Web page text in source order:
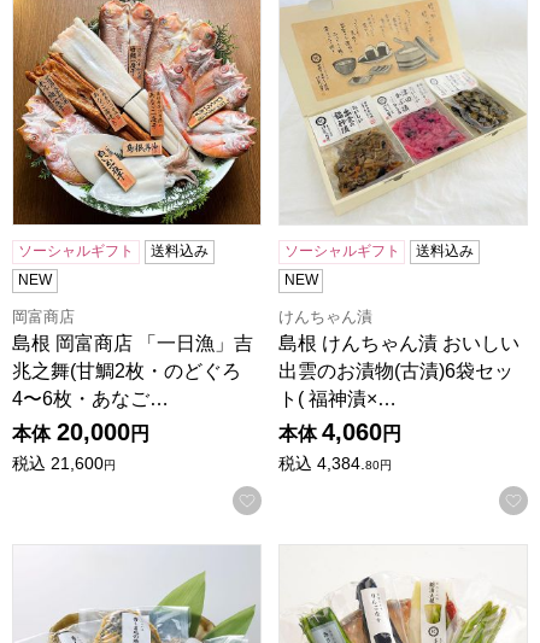
ソーシャルギフト
送料込み
NEW
岡富商店
島根 岡富商店 「一日漁」吉
兆之舞(甘鯛2枚・のどぐろ
4〜6枚・あなご…
本体 20,000円
税込 21,600円
お気に入りに登録する
ソーシャルギフト
送料込み
NEW
けんちゃん漬
島根 けんちゃん漬 おいしい
出雲のお漬物(古漬)6袋セッ
ト( 福神漬×…
本体 4,060円
税込 4,384.80円